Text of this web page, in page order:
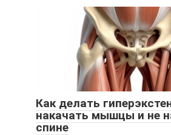
Как делать
накачать мышцы и не
спине